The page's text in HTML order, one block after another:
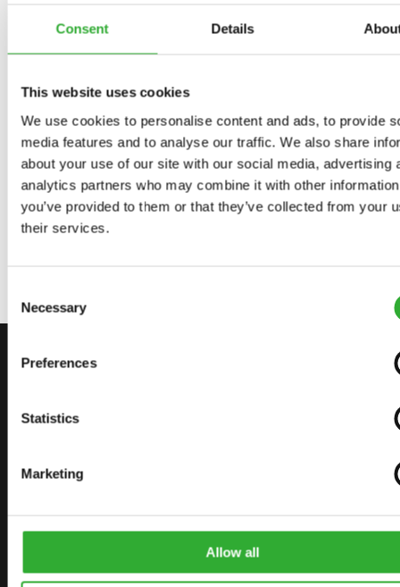
Consent Details
This website uses cookies
We use cookies to personalise content and ads, to provide
media features and to analyse our traffic. We also share
about your use of our site with our social media, advertising
analytics partners who may combine it with other
you’ve provided to them or that they’ve collected from your
their services.
Selection
Necessary
Preferences
Statistics
Marketing
Allow all
НАВАНТАЖУВАЧА
220
Несумісний
225
Несумісний
225LPG
Несумісний
313S
Пристосований
320S
Пристосований
320S+
Пристосований
420
Сумісний
423
Сумісний
520
Сумісний
523525LPG528530630635635i640640i
645i
Сумісний
650i
Сумісний
735
Сумісний
735i
Сумісний
745
Сумісний
750
Сумісний
755i
Сумісний
760i
Сумісний
845
Сумісний
850
Сумісний
855i
Сумісний
860i
Сумісний
R20
Сумісний
R28
Сумісний
R35
Сумісний
e5
Сумісний
e513
Сумісний
e527
Сумісний
e6
Сумісний
ЗВ’ЯЖІТЬСЯ З НАМИ
РОЗПОЧНІТЬ СВОЮ ПОДОРОЖ
З AVANT
ЗВ’ЯЖІТЬСЯ З НАМИ